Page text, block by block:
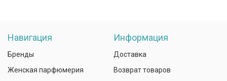
Навигация
Бренды
Женская парфюмерия
Информация
Доставка
Возврат товаров